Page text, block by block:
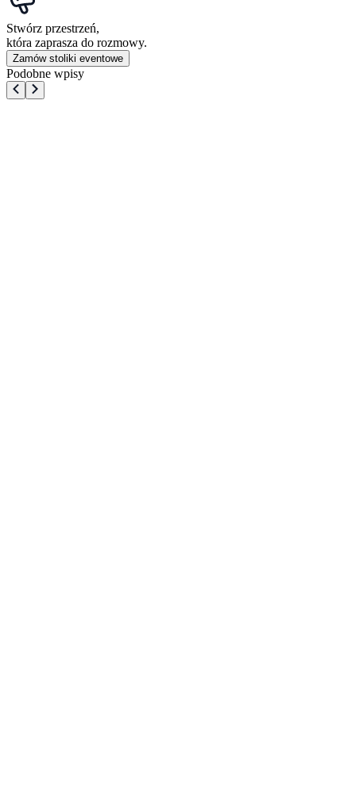
Stwórz przestrzeń,
która zaprasza do rozmowy.
Zamów stoliki eventowe
Podobne wpisy